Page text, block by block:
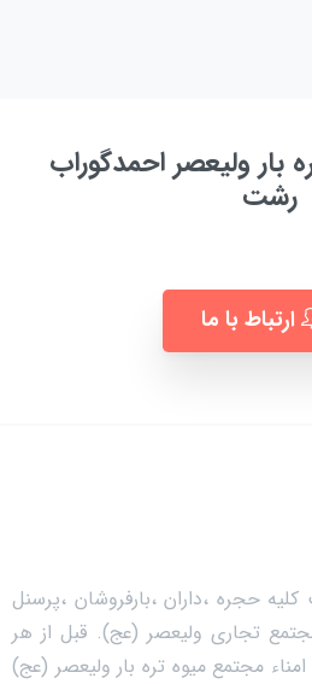
بار ولیعصر احمدگوراب
رشت
ارتباط با ما
حجره ،داران ،بارفروشان ،پرسنل
تجاری ولیعصر (عج). قبل از هر
مجتمع میوه تره بار ولیعصر (عج)